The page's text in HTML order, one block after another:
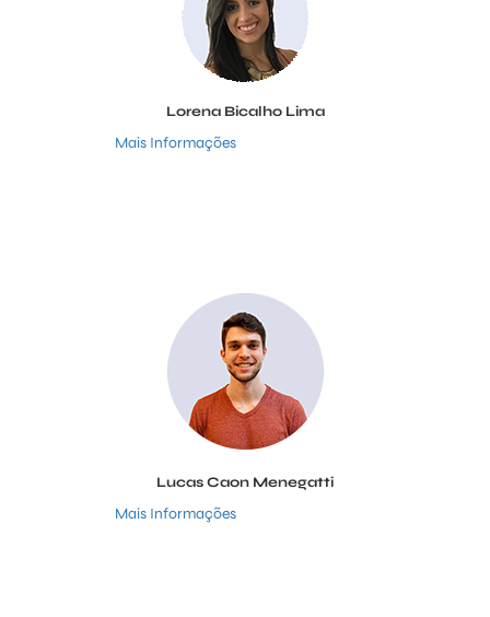
Lorena Bicalho Lima
Mais Informações
Lucas Caon Menegatti
Mais Informações